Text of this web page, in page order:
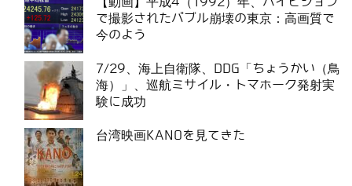
で撮影されたバブル崩壊の東京：高画質で
今のよう
7/29、海上自衛隊、DDG「ちょうかい（鳥
海）」、巡航ミサイル・トマホーク発射実
験に成功
台湾映画KANOを見てきた